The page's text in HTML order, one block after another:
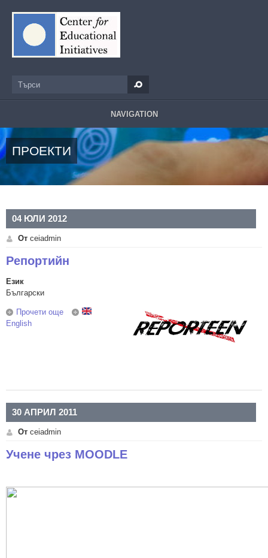
Търси
NAVIGATION
ПРОЕКТИ
04 ЮЛИ 2012
От ceiadmin
Репортийн
Език
Български
Прочети още about Репортийн
English
30 АПРИЛ 2011
От ceiadmin
Учене чрез MOODLE